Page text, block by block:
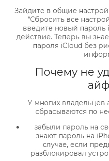
Зайдите в общие
“Сбросить все
введите новый пароль
действие. Теперь вы
пароля iCloud без
Почему не
У многих владельцев
сбрасываются по
забыли пароль на
знают пароль на
случае, если
разблокировал